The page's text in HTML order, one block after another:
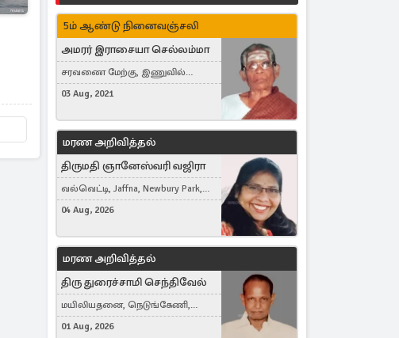
5ம் ஆண்டு நினைவஞ்சலி
அமரர் இராசையா செல்லம்மா
சரவணை மேற்கு, இணுவில்
கிழக்கு
03 Aug, 2021
மரண அறிவித்தல்
திருமதி ஞானேஸ்வரி வஜிரா
வல்வெட்டி, Jaffna, Newbury Park,
United Kingdom
04 Aug, 2026
மரண அறிவித்தல்
திரு துரைச்சாமி செந்திவேல்
மயிலியதனை, நெடுங்கேணி,
கம்பர்மலை
01 Aug, 2026